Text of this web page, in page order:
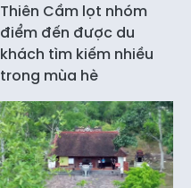
Thiên Cầm lọt nhóm
điểm đến được du
khách tìm kiếm nhiều
trong mùa hè